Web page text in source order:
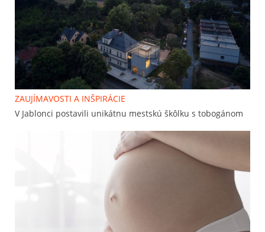
ZAUJÍMAVOSTI A INŠPIRÁCIE
V Jablonci postavili unikátnu mestskú škôlku s tobogánom